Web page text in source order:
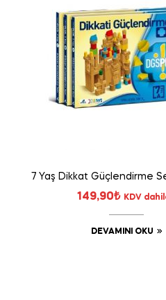
7 Yaş Dikkat Güçlendirme
149,90₺ KDV
DEVAMINI OKU